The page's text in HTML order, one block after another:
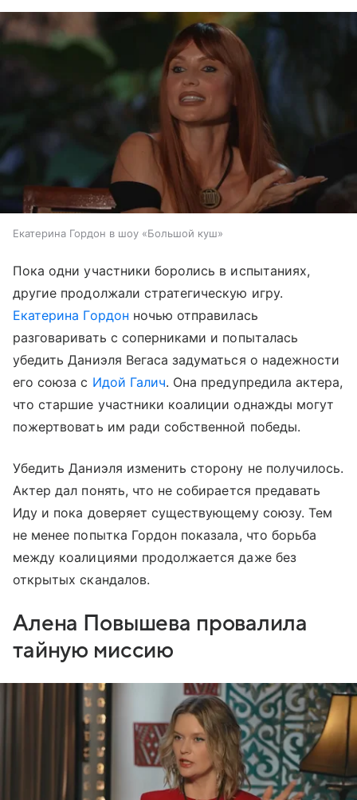
Екатерина Гордон в шоу «Большой куш»
Пока одни участники боролись в испытаниях,
другие продолжали стратегическую игру.
Екатерина Гордон ночью отправилась
разговаривать с соперниками и попыталась
убедить Даниэля Вегаса задуматься о надежности
его союза с Идой Галич. Она предупредила актера,
что старшие участники коалиции однажды могут
пожертвовать им ради собственной победы.
Убедить Даниэля изменить сторону не получилось.
Актер дал понять, что не собирается предавать
Иду и пока доверяет существующему союзу. Тем
не менее попытка Гордон показала, что борьба
между коалициями продолжается даже без
открытых скандалов.
Алена Повышева провалила
тайную миссию